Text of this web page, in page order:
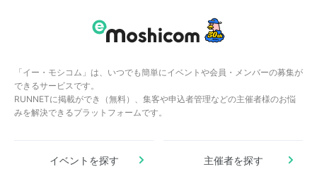
「イー・モシコム」は、いつでも簡単にイベントや会員・メンバーの募集が
できるサービスです。
RUNNETに掲載ができ（無料）、集客や申込者管理などの主催者様のお悩
みを解決できるプラットフォームです。
イベントを探す 主催者を探す